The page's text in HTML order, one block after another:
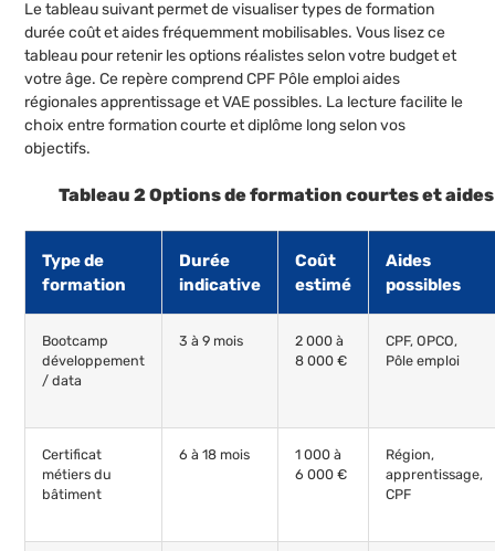
Le tableau suivant permet de visualiser types de formation
durée coût et aides fréquemment mobilisables. Vous lisez ce
tableau pour retenir les options réalistes selon votre budget et
votre âge. Ce repère comprend CPF Pôle emploi aides
régionales apprentissage et VAE possibles. La lecture facilite le
choix entre formation courte et diplôme long selon vos
objectifs.
Tableau 2 Options de formation courtes et
Type de
formation
Durée
indicative
Coût
estimé
Aides
possibles
Bootcamp
développement
/ data
3 à 9 mois
2 000 à
8 000 €
CPF, OPCO,
Pôle emploi
Certificat
métiers du
bâtiment
6 à 18 mois
1 000 à
6 000 €
Région,
apprentissage,
CPF